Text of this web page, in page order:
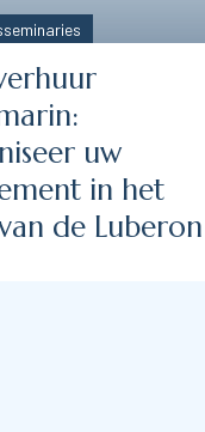
uw
in het
de Luberon